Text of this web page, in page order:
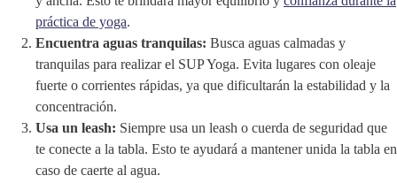
práctica de yoga.
Encuentra aguas tranquilas: Busca aguas calmadas y
tranquilas para realizar el SUP Yoga. Evita lugares con oleaje
fuerte o corrientes rápidas, ya que dificultarán la estabilidad y la
concentración.
Usa un leash: Siempre usa un leash o cuerda de seguridad que
te conecte a la tabla. Esto te ayudará a mantener unida la tabla en
caso de caerte al agua.